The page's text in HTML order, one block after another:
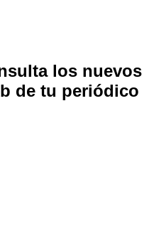
los nuevos
de tu periódico